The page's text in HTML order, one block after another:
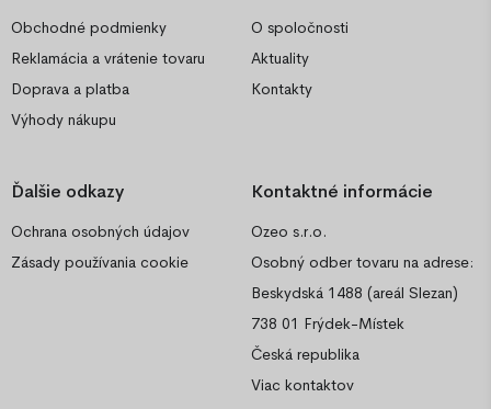
Obchodné podmienky
Reklamácia a vrátenie tovaru
Doprava a platba
Výhody nákupu
O spoločnosti
Aktuality
Kontakty
Ďalšie odkazy
Ochrana osobných údajov
Zásady používania cookie
Kontaktné informácie
Ozeo s.r.o.
Osobný odber tovaru na adrese:
Beskydská 1488 (areál Slezan)
738 01 Frýdek-Místek
Česká republika
Viac kontaktov